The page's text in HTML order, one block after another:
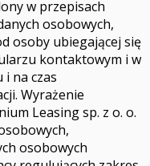
w przepisach
osobowych,
osoby ubiegającej się
kontaktowym i w
i na czas
Wyrażenie
Leasing sp. z o. o.
osobowych